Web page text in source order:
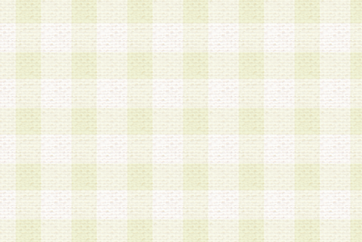
を行うものとします。当社は、会員登録を承認し
会員として本サービスを 受けるためのログイン
を付与します。
3.会員は、会員登録の際に申告する登録情報の全
いかなる虚偽の申告をも行ってはならないものと
4.会員は、複数のログインＩＤおよびパスワード
いものとします。
第4条 ログインIDおよびパスワードの管理
1.会員は、会員登録後、本サイト内にて本サービ
加する際には、前条に基づき当社から付与された